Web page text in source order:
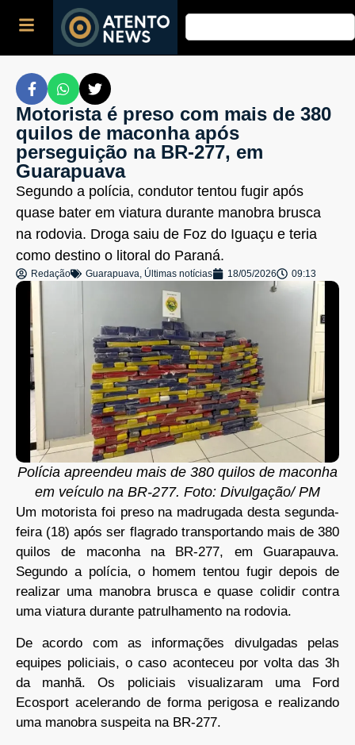
Motorista é preso com mais de 380
quilos de maconha após
perseguição na BR-277, em
Guarapuava
Segundo a polícia, condutor tentou fugir após
quase bater em viatura durante manobra brusca
na rodovia. Droga saiu de Foz do Iguaçu e teria
como destino o litoral do Paraná.
Redação Guarapuava, Últimas notícias 18/05/2026 09:13
Polícia apreendeu mais de 380 quilos de maconha
em veículo na BR-277. Foto: Divulgação/ PM
Um motorista foi preso na madrugada desta segunda-
feira (18) após ser flagrado transportando mais de 380
quilos de maconha na BR-277, em Guarapauva.
Segundo a polícia, o homem tentou fugir depois de
realizar uma manobra brusca e quase colidir contra
uma viatura durante patrulhamento na rodovia.
De acordo com as informações divulgadas pelas
equipes policiais, o caso aconteceu por volta das 3h
da manhã. Os policiais visualizaram uma Ford
Ecosport acelerando de forma perigosa e realizando
uma manobra suspeita na BR-277.